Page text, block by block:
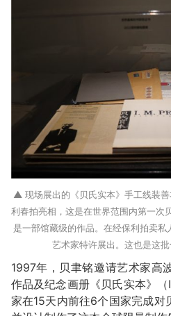
▲ 现场展出的《贝氏实本》手工线装
利春拍亮相，这是在世界范围内第一次
是一部馆藏级的作品。在经保利拍卖
艺术家特许展出。这也是这批
1997年，贝聿铭邀请艺术家高
作品及纪念画册《贝氏实本》
家在15天内前往6个国家完成对